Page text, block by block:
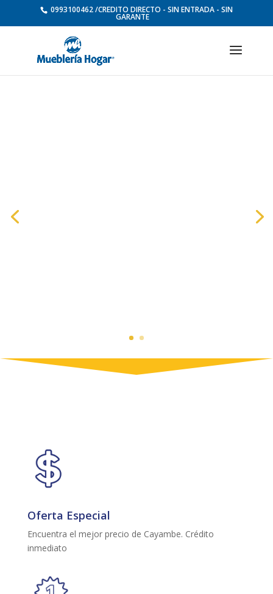
0993100462 /CREDITO DIRECTO - SIN ENTRADA - SIN
GARANTE
Oferta Especial
Encuentra el mejor precio de Cayambe. Crédito
inmediato